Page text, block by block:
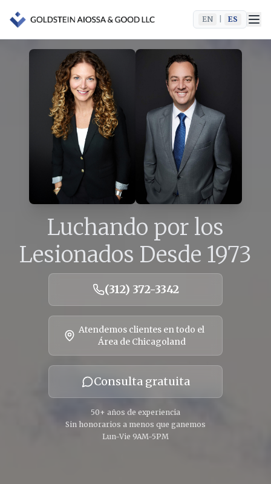
EN ES
Luchando por los
Lesionados Desde 1973
(312) 372-3342
Atendemos clientes en todo el
Área de Chicagoland
Consulta gratuita
50+ años de experiencia
Sin honorarios a menos que ganemos
Lun-Vie 9AM-5PM